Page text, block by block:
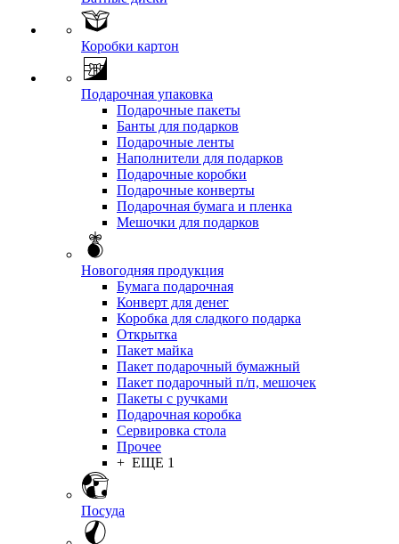
Коробки картон
Подарочная упаковка
Подарочные пакеты
Банты для подарков
Подарочные ленты
Наполнители для подарков
Подарочные коробки
Подарочные конверты
Подарочная бумага и пленка
Мешочки для подарков
Новогодняя продукция
Бумага подарочная
Конверт для денег
Коробка для сладкого подарка
Открытка
Пакет майка
Пакет подарочный бумажный
Пакет подарочный п/п, мешочек
Пакеты с ручками
Подарочная коробка
Сервировка стола
Прочее
+ ЕЩЕ 1
Посуда